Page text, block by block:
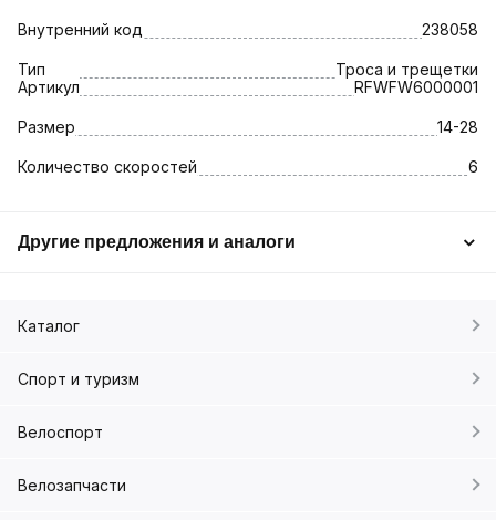
Внутренний код 238058
Тип
Троса и трещетки
Артикул
RFWFW6000001
Размер 14-28
Количество скоростей 6
Другие предложения и аналоги
Каталог
Спорт и туризм
Велоспорт
Велозапчасти